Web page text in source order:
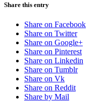
Share this entry
Share on Facebook
Share on Twitter
Share on Google+
Share on Pinterest
Share on Linkedin
Share on Tumblr
Share on Vk
Share on Reddit
Share by Mail